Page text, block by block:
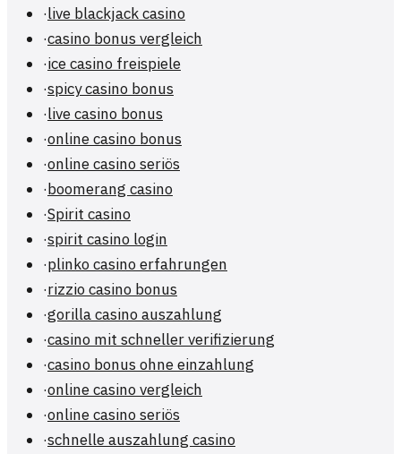
·live blackjack casino
·casino bonus vergleich
·ice casino freispiele
·spicy casino bonus
·live casino bonus
·online casino bonus
·online casino seriös
·boomerang casino
·Spirit casino
·spirit casino login
·plinko casino erfahrungen
·rizzio casino bonus
·gorilla casino auszahlung
·casino mit schneller verifizierung
·casino bonus ohne einzahlung
·online casino vergleich
·online casino seriös
·schnelle auszahlung casino